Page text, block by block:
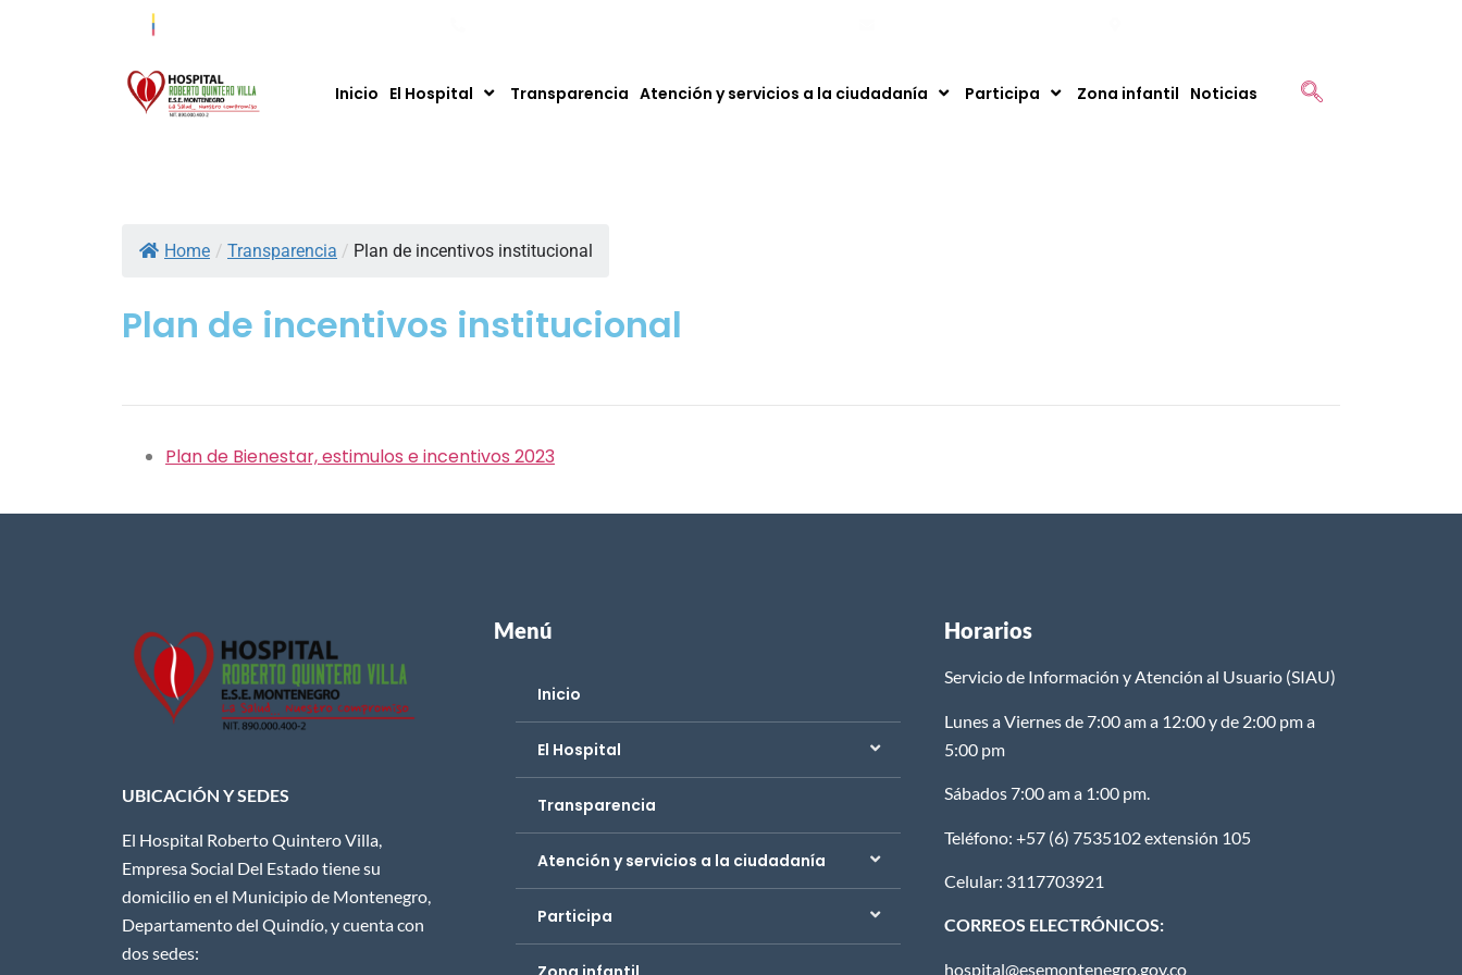
Inicio El Hospital Transparencia Atención y servicios a la ciudadanía Participa Zona infantil Noticias
Home / Transparencia / Plan de incentivos institucional
Plan de incentivos institucional
Plan de Bienestar, estimulos e incentivos 2023
UBICACIÓN Y SEDES
El Hospital Roberto Quintero Villa,
Empresa Social Del Estado tiene su
domicilio en el Municipio de Montenegro,
Departamento del Quindío, y cuenta con
dos sedes:
Menú
Inicio
El Hospital
Transparencia
Atención y servicios a la ciudadanía
Participa
Horarios
Servicio de Información y Atención al Usuario (SIAU)
Lunes a Viernes de 7:00 am a 12:00 y de 2:00 pm a
5:00 pm
Sábados 7:00 am a 1:00 pm.
Teléfono: +57 (6) 7535102 extensión 105
Celular: 3117703921
CORREOS ELECTRÓNICOS:
hospital@esemontenegro.gov.co